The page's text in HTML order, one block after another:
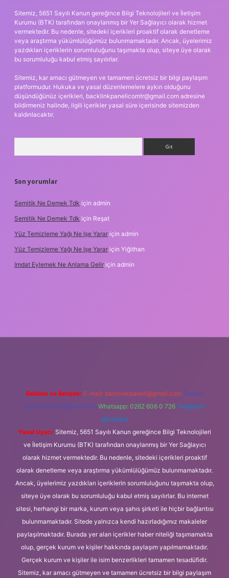
Sitemiz, 5651 Sayılı Kanun gereğince Bilgi Teknolojileri ve İletişim
Kurumu (BTK) tarafından onaylanmış bir Yer Sağlayıcı olarak hizmet
vermektedir. Bu nedenle, sitedeki içerikleri proaktif olarak denetleme
veya araştırma yükümlülüğümüz bulunmamaktadır. Ancak, üyelerimiz
yazdıkları içeriklerin sorumluluğunu taşımakta olup, siteye üye olarak
bu sorumluluğu kabul etmiş sayılırlar.
Sitemiz, kar amacı gütmeyen ve tamamen ücretsiz bir bilgi paylaşım
platformudur. Hukuka ve yasal düzenlemelere aykırı olduğunu
düşündüğünüz içerikleri, backlinkpanelicomtr@gmail.com adresine
bildirmeniz halinde, ilgili içerikler yasal süre içerisinde sitemizden
kaldırılacaktır.
Son yorumlar
Semitik Ne Demek Tdk için admin
Semitik Ne Demek Tdk için Reşat
Yüz Temizleme Yağı Ne Işe Yarar için admin
Yüz Temizleme Yağı Ne Işe Yarar için Yiğithan
Imdat Eylemek Ne Anlama Gelir için admin
Reklam ve İletişim: E-mail: backlinkpaneli@gmail.com Teams:
forumhizmeti@gmail.com Whatsapp: 0262 606 0 726 Telegram:
@karabul
Yasal Uyarı: Sitemiz, 5651 Sayılı Kanun gereğince Bilgi Teknolojileri
ve İletişim Kurumu (BTK) tarafından onaylanmış bir Yer Sağlayıcı
olarak hizmet vermektedir. Bu nedenle, sitedeki içerikleri proaktif
olarak denetleme veya araştırma yükümlülüğümüz bulunmamaktadır.
Ancak, üyelerimiz yazdıkları içeriklerin sorumluluğunu taşımakta olup,
siteye üye olarak bu sorumluluğu kabul etmiş sayılırlar. Bu internet
sitesi, herhangi bir marka, kurum veya şahıs şirketi ile hiçbir bağlantısı
bulunmamaktadır. Sitede yalnızca kendi hazırladığımız makaleler
paylaşılmaktadır. Burada yer alan içerikler haber niteliği taşımamakta
olup, gerçek kurum ve kişiler hakkında paylaşım yapılmamaktadır.
Gerçek kurum ve kişiler ile isim benzerlikleri tamamen tesadüfidir.
Sitemiz, kar amacı gütmeyen ve tamamen ücretsiz bir bilgi paylaşım